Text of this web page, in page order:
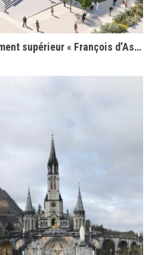
EN SAVOIR PLUS
Campus d’enseignement supérieur « François d’Assise » de Bordeaux